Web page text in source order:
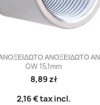
ΑΝΟΞΕΙΔΩΤΟ
GW 15,1mm
8,89 zł
2,16 €tax incl.